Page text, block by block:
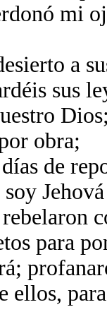
mi
a
sus
obra;
de
soy
para
ellos,